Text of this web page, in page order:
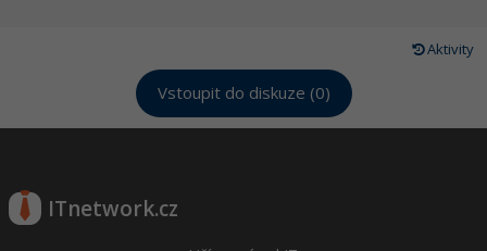
Aktivity
Vstoupit do diskuze (0)
ITnetwork.cz